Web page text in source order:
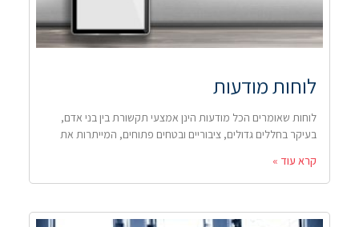
לוחות מודעות
לוחות שאומרים הכל מודעות הינן אמצעי תקשורת בין בני אדם,
בעיקר בחללים גדולים, ציבוריים ובטחים פתוחים, המייתרות את
קרא עוד »